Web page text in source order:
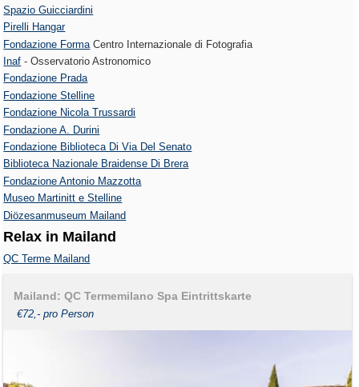
Spazio Guicciardini
Pirelli Hangar
Fondazione Forma Centro Internazionale di Fotografia
Inaf - Osservatorio Astronomico
Fondazione Prada
Fondazione Stelline
Fondazione Nicola Trussardi
Fondazione A. Durini
Fondazione Biblioteca Di Via Del Senato
Biblioteca Nazionale Braidense Di Brera
Fondazione Antonio Mazzotta
Museo Martinitt e Stelline
Diözesanmuseum Mailand
Relax in Mailand
QC Terme Mailand
Mailand: QC Termemilano Spa Eintrittskarte
€72,- pro Person